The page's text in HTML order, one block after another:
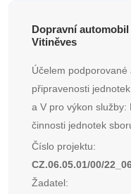
Dopravní automobil
Vitiněves
Účelem
připravenosti
a V pro výkon
činnosti jednotek
Číslo projektu:
CZ.06.05.01/00/
Žadatel: